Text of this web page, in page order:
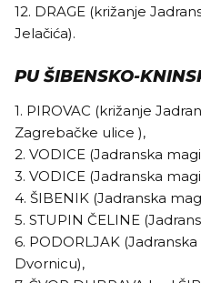
12. DRAGE (križanje
Jelačića).
PU ŠIBENSKO-
1. PIROVAC (križanje
Zagrebačke ulice ),
2. VODICE (Jadranska
3. VODICE (Jadranska
4. ŠIBENIK (Jadranska
5. STUPIN ČELINE
6. PODORLJAK
Dvornicu),